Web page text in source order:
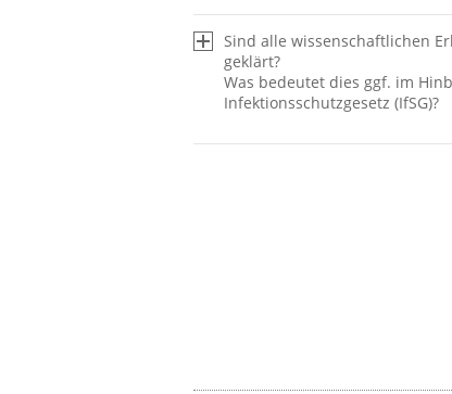
Sind alle wissenschaftlichen
geklärt?
Was bedeutet dies ggf. im
Infektionsschutzgesetz (IfSG)?